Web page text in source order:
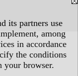
its partners use
among
in accordance
the conditions
your browser.